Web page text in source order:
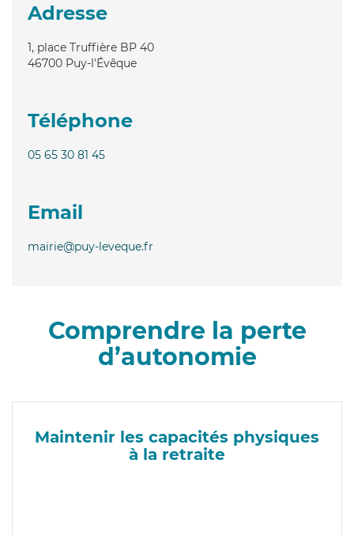
Adresse
1, place Truffière BP 40
46700 Puy-l'Évêque
Téléphone
05 65 30 81 45
Email
mairie@puy-leveque.fr
Comprendre la perte
d’autonomie
Maintenir les capacités physiques
à la retraite